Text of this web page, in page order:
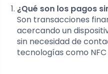
¿Qué son los pagos
Son transacciones
acercando un
sin necesidad de
tecnologías como NFC